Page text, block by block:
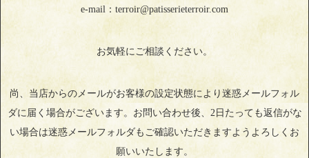
e-mail：terroir@patisserieterroir.com
お気軽にご相談ください。
尚、当店からのメールがお客様の設定状態により迷惑メールフォル
ダに届く場合がございます。お問い合わせ後、2日たっても返信がな
い場合は迷惑メールフォルダもご確認いただきますようよろしくお
願いいたします。